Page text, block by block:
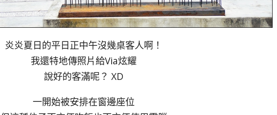
炎炎夏日的平日正中午沒幾桌客人啊！
我還特地傳照片給Via炫耀
說好的客滿呢？ XD
一開始被安排在窗邊座位